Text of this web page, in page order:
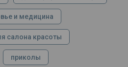
и медицина
салона красоты
приколы